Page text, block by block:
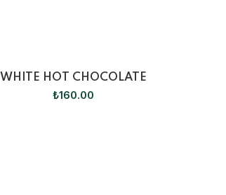
WHITE HOT CHOCOLATE
₺160.00